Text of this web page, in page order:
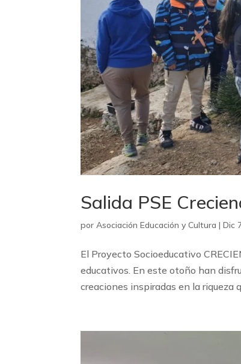
Salida PSE
porAsociación Educación y Cultura |Dic
El Proyecto Socioeducativo
educativos. En este otoño han
creaciones inspiradas en la riqueza